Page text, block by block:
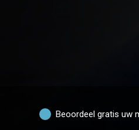
Beoordeel gratis uw